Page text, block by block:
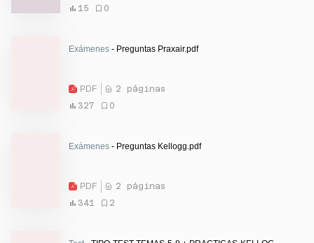
15
0
Exámenes - Preguntas Praxair.pdf
PDF
2 páginas
327
0
Exámenes - Preguntas Kellogg.pdf
PDF
2 páginas
341
2